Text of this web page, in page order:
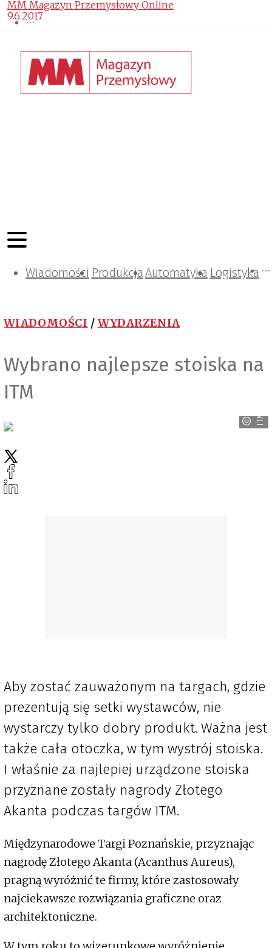
Wiadomości ProdukcjaAutomatyka Logistyka
Projektowanie i konstrukcje
Zarządzanie i IT
Tematy specjalne
WIADOMOŚCI / WYDARZENIA
Wybrano najlepsze stoiska na
ITM
ITM
MM Magazyn Przemysłowy Online
9.6.2017
Aby zostać zauważonym na targach, gdzie
prezentują się setki wystawców, nie
wystarczy tylko dobry produkt. Ważna jest
także cała otoczka, w tym wystrój stoiska.
I właśnie za najlepiej urządzone stoiska
przyznane zostały nagrody Złotego
Akanta podczas targów ITM.
Międzynarodowe Targi Poznańskie, przyznając
nagrodę Złotego Akanta (Acanthus Aureus),
pragną wyróżnić te firmy, które zastosowały
najciekawsze rozwiązania graficzne oraz
architektoniczne.